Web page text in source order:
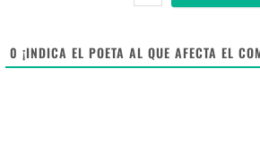
0 ¡INDICA EL POETA AL QUE AFECTA EL